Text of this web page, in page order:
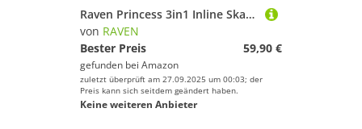
Raven Princess 3in1 Inline Skates Triskates Rollschuhe Inliner für Kinder Mädchen verstellbar (Pink, 30-33 (19,5cm-21,5cm))
von RAVEN
Bester Preis
59,90 €
gefunden bei Amazon
zuletzt überprüft am 27.09.2025 um 00:03; der
Preis kann sich seitdem geändert haben.
Keine weiteren Anbieter